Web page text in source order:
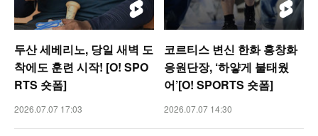
두산 세베리노, 당일 새벽 도
착에도 훈련 시작! [O! SPO
RTS 숏폼]
2026.07.07 17:03
코르티스 변신 한화 홍창화
응원단장, ‘하얗게 불태웠
어’[O! SPORTS 숏폼]
2026.07.07 14:30